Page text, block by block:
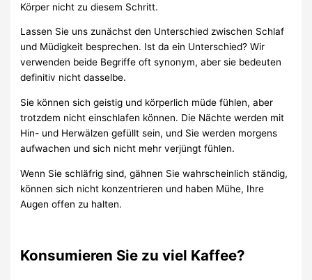
Körper nicht zu diesem Schritt.
Lassen Sie uns zunächst den Unterschied zwischen Schlaf
und Müdigkeit besprechen. Ist da ein Unterschied? Wir
verwenden beide Begriffe oft synonym, aber sie bedeuten
definitiv nicht dasselbe.
Sie können sich geistig und körperlich müde fühlen, aber
trotzdem nicht einschlafen können. Die Nächte werden mit
Hin- und Herwälzen gefüllt sein, und Sie werden morgens
aufwachen und sich nicht mehr verjüngt fühlen.
Wenn Sie schläfrig sind, gähnen Sie wahrscheinlich ständig,
können sich nicht konzentrieren und haben Mühe, Ihre
Augen offen zu halten.
Konsumieren Sie zu viel Kaffee?